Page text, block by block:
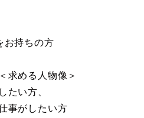
お持ちの方
物像＞
たい方、
事がしたい方